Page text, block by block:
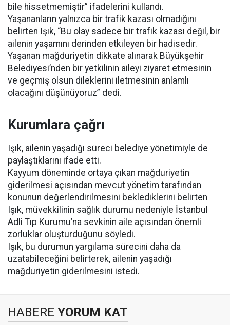
bile hissetmemiştir” ifadelerini kullandı.
Yaşananların yalnızca bir trafik kazası olmadığını
belirten Işık, “Bu olay sadece bir trafik kazası değil, bir
ailenin yaşamını derinden etkileyen bir hadisedir.
Yaşanan mağduriyetin dikkate alınarak Büyükşehir
Belediyesi’nden bir yetkilinin aileyi ziyaret etmesinin
ve geçmiş olsun dileklerini iletmesinin anlamlı
olacağını düşünüyoruz” dedi.
Kurumlara çağrı
Işık, ailenin yaşadığı süreci belediye yönetimiyle de
paylaştıklarını ifade etti.
Kayyum döneminde ortaya çıkan mağduriyetin
giderilmesi açısından mevcut yönetim tarafından
konunun değerlendirilmesini beklediklerini belirten
Işık, müvekkilinin sağlık durumu nedeniyle İstanbul
Adli Tıp Kurumu’na sevkinin aile açısından önemli
zorluklar oluşturduğunu söyledi.
Işık, bu durumun yargılama sürecini daha da
uzatabileceğini belirterek, ailenin yaşadığı
mağduriyetin giderilmesini istedi.
HABERE YORUM KAT